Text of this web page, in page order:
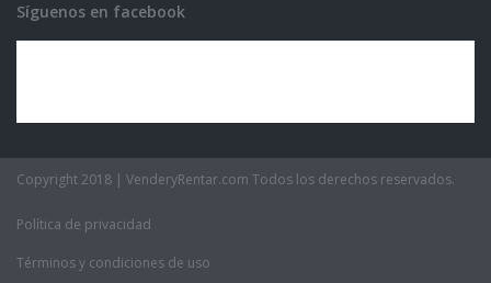
Síguenos en facebook
Copyright 2018 | VenderyRentar.com Todos los derechos reservados.
Política de privacidad
Términos y condiciones de uso